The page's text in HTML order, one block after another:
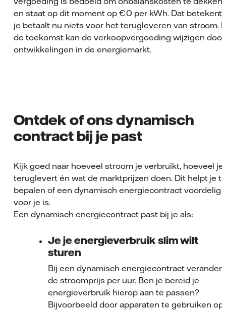
en staat op dit moment op € 0 per kWh. Dat betekent:
je betaalt nu niets voor het terugleveren van stroom.
de toekomst kan de verkoopvergoeding wijzigen door
ontwikkelingen in de energiemarkt.
Ontdek of ons dynamisch
contract bij je past
Kijk goed naar hoeveel stroom je verbruikt, hoeveel je
teruglevert én wat de marktprijzen doen. Dit helpt je
bepalen of een dynamisch energiecontract voordelig
voor je is.
Een dynamisch energiecontract past bij je als:
Je je energieverbruik slim wilt
sturen
Bij een dynamisch energiecontract verandert
de stroomprijs per uur. Ben je bereid je
energieverbruik hierop aan te passen?
Bijvoorbeeld door apparaten te gebruiken op